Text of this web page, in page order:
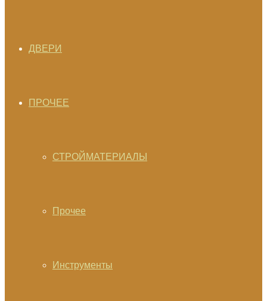
ДВЕРИ
ПРОЧЕЕ
СТРОЙМАТЕРИАЛЫ
Прочее
Инструменты